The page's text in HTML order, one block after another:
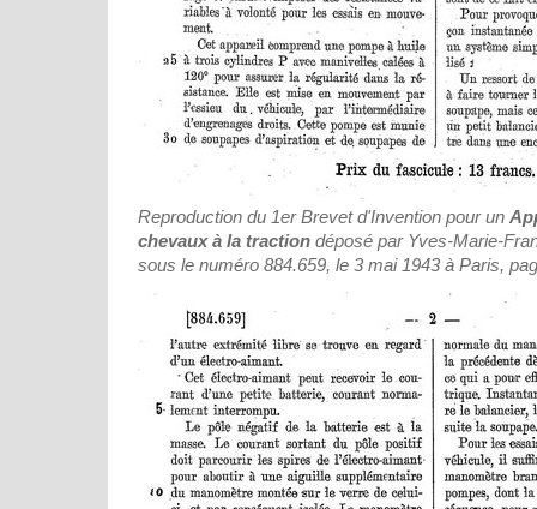
Reproduction du 1er Brevet d'Invention pour un
chevaux à la traction déposé par Yves-Marie-
sous le numéro 884.659, le 3 mai 1943 à Paris,